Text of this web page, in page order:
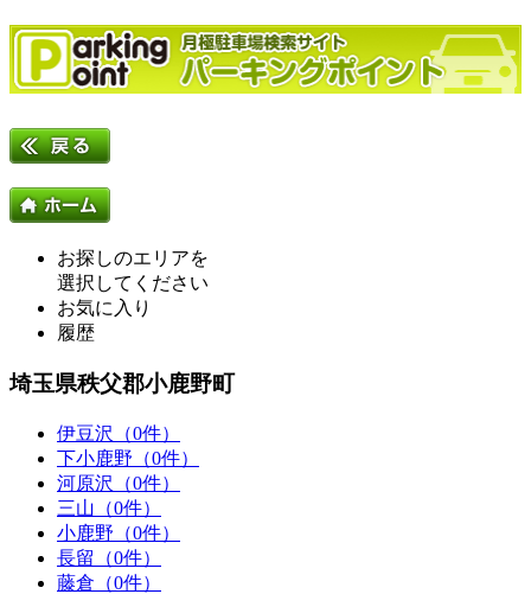
お探しのエリアを
選択してください
お気に入り
履歴
埼玉県秩父郡小鹿野町
伊豆沢（0件）
下小鹿野（0件）
河原沢（0件）
三山（0件）
小鹿野（0件）
長留（0件）
藤倉（0件）